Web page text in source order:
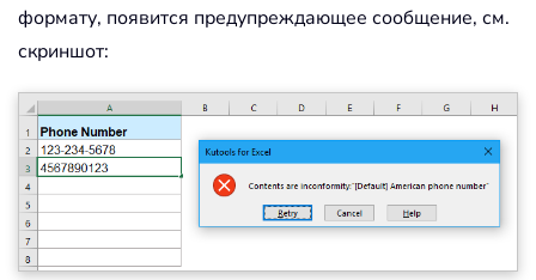
формату, появится предупреждающее сообщение, см.
скриншот: